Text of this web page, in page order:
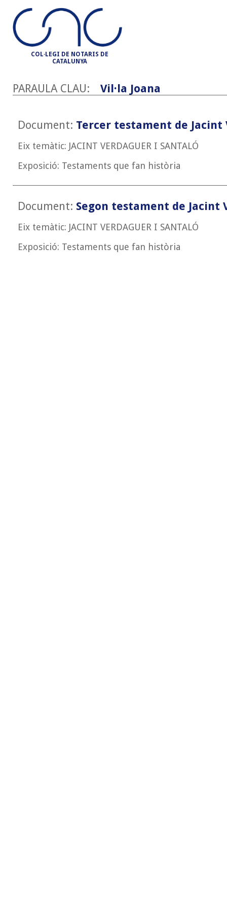
COL·LEGI DE NOTARIS DE
CATALUNYA
PARAULA CLAU: Vil·la Joana
Document: Tercer testament de Jacint
Eix temàtic: JACINT VERDAGUER I SANTALÓ
Exposició: Testaments que fan història
Document: Segon testament de Jacint
Eix temàtic: JACINT VERDAGUER I SANTALÓ
Exposició: Testaments que fan història